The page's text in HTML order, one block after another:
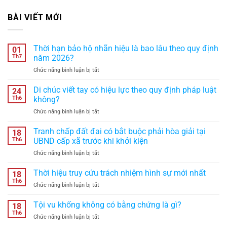
BÀI VIẾT MỚI
01
Th7
Thời hạn bảo hộ nhãn hiệu là bao lâu theo quy định
năm 2026?
Chức năng bình luận bị tắtở
hạn
nhãn
là
bao
theo
định
24
Th6
Di chúc viết tay có hiệu lực theo quy định pháp luật
không?
Chức năng bình luận bị tắtở
chúc
viết
tay
có
lực
quy
pháp
luật
18
Th6
Tranh chấp đất đai có bắt buộc phải hòa giải tại
UBND cấp xã trước khi khởi kiện
Chức năng bình luận bị tắtở
chấp
đai
bắt
18
Th6
Thời hiệu truy cứu trách nhiệm hình sự mới nhất
Chức năng bình luận bị tắtở
hiệu
truy
cứu
18
Th6
Tội vu khống không có bằng chứng là gì?
Chức năng bình luận bị tắtở